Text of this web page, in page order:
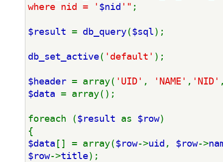
where nid = ' $nid '" ;
$result = db_query($sql);
db_set_active( 'default' );
$header = array( 'UID' , 'NAME' , 'NID'
$data = array();
foreach ($result as $row)
{
$data [] = array($row->uid , $row->
$row->title);